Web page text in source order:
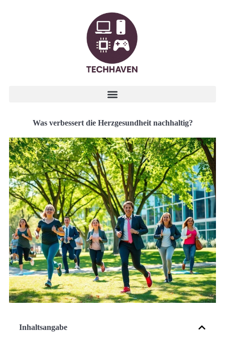
Was verbessert die Herzgesundheit nachhaltig?
Inhaltsangabe